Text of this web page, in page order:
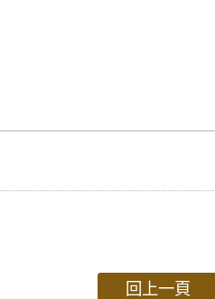
回上一頁